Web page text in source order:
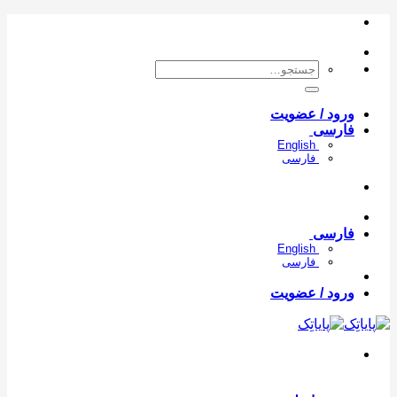
جستجو
ورود / عضویت
فارسی
فارسی
فارسی
فارسی
ورود / عضویت